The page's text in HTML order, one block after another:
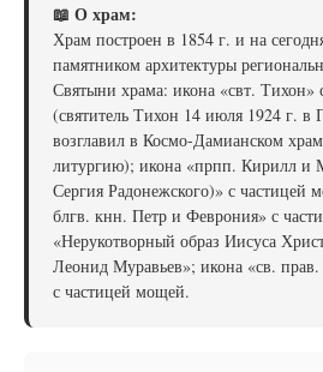
📖 О храм:
Храм построен в 1854 г. и на
памятником архитектуры
Святыни храма: икона «свт. Тихон»
(святитель Тихон 14 июля 1924 г. в
возглавил в Космо-Дамианском
литургию); икона «прпп. Кирилл и
Сергия Радонежского)» с частицей
блгв. кнн. Петр и Феврония» с
«Нерукотворный образ Иисуса
Леонид Муравьев»; икона «св.
с частицей мощей.